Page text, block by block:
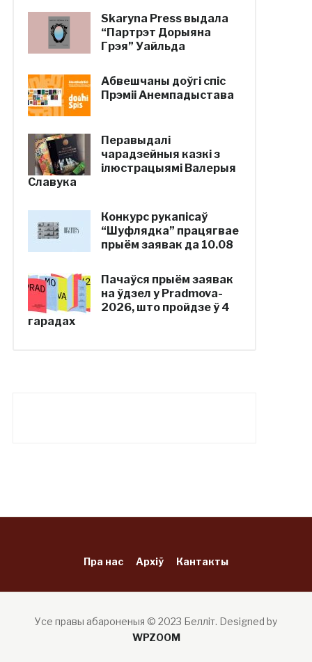
Skaryna Press выдала
“Партрэт Дорыяна
Грэя” Уайльда
Абвешчаны доўгі спіс
Прэміі Анемпадыстава
Перавыдалі
чарадзейныя казкі з
ілюстрацыямі Валерыя
Славука
Конкурс рукапісаў
“Шуфлядка” працягвае
прыём заявак да 10.08
Пачаўся прыём заявак
на ўдзел у Pradmova-
2026, што пройдзе ў 4
гарадах
Пра нас Архіў Кантакты
Усе правы абароненыя © 2023 Белліт. Designed by
WPZOOM